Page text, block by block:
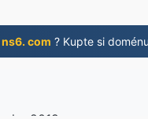
ns6. com ? Kupte si